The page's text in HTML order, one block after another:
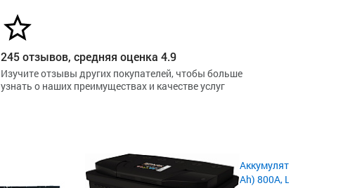
245 отзывов, средняя оценка 4.9
Изучите отзывы других покупателей, чтобы больше
узнать о наших преимуществах и качестве услуг
Аккумулятор Forward
Ah) 800А, L5